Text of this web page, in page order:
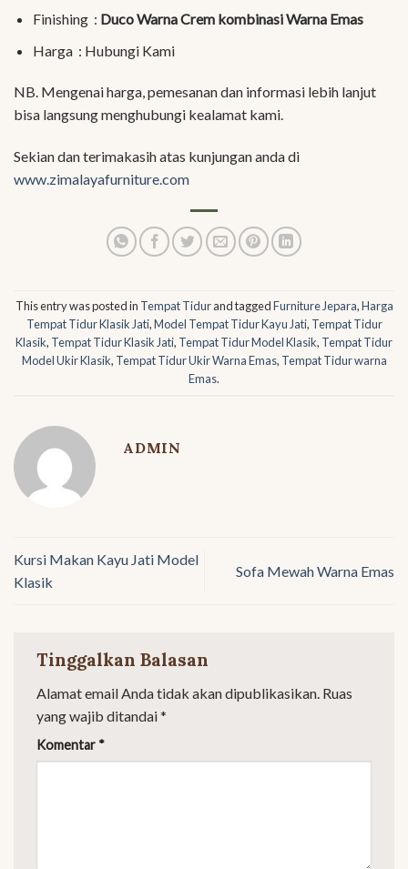
Finishing : Duco Warna Crem kombinasi Warna Emas
Harga : Hubungi Kami
NB. Mengenai harga, pemesanan dan informasi lebih lanjut
bisa langsung menghubungi kealamat kami.
Sekian dan terimakasih atas kunjungan anda di
www.zimalayafurniture.com
This entry was posted in Tempat Tidurand taggedFurniture Jepara,Harga
Tempat Tidur Klasik Jati,Model Tempat Tidur Kayu Jati, Tempat Tidur
Klasik, Tempat Tidur Klasik Jati, Tempat Tidur Model Klasik, Tempat Tidur
Model Ukir Klasik, Tempat Tidur Ukir Warna Emas, Tempat Tidur warna
Emas.
ADMIN
Kursi Makan Kayu Jati Model
Klasik
Sofa Mewah Warna Emas
Tinggalkan Balasan
Alamat email Anda tidak akan dipublikasikan. Ruas
yang wajib ditandai*
Komentar *